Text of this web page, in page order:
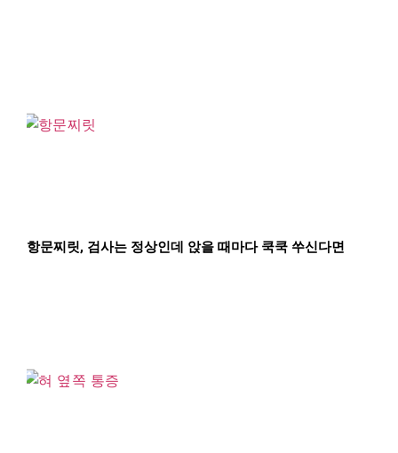
항문찌릿, 검사는 정상인데 앉을 때마다 쿡쿡 쑤신다면